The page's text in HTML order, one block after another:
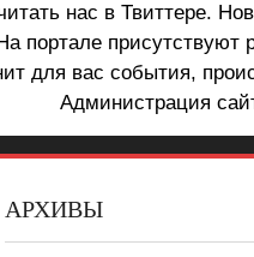
нас в Твиттере.
портале
для вас события,
Администрация
АРХИВЫ